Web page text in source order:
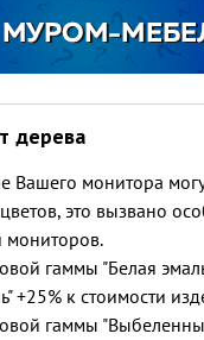
дерева
Вашего монитора
это вызвано
мониторов.
гаммы "Белая
+25% к стоимости
гаммы